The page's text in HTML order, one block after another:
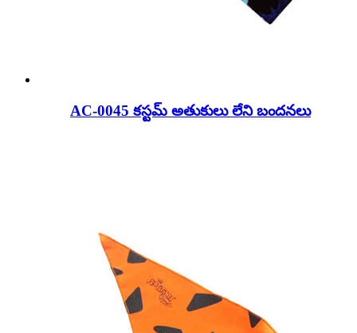
AC-0045 కస్టమ్ అతుకులు లేని బందనలు